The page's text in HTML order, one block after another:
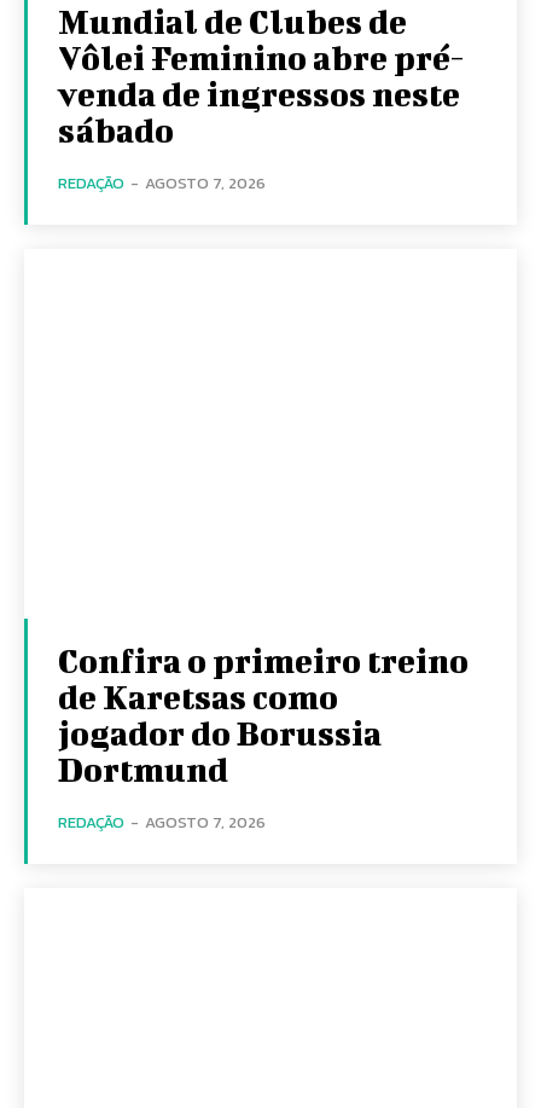
Mundial de Clubes de
Vôlei Feminino abre pré-
venda de ingressos neste
sábado
REDAÇÃO - AGOSTO 7, 2026
Confira o primeiro treino
de Karetsas como
jogador do Borussia
Dortmund
REDAÇÃO - AGOSTO 7, 2026